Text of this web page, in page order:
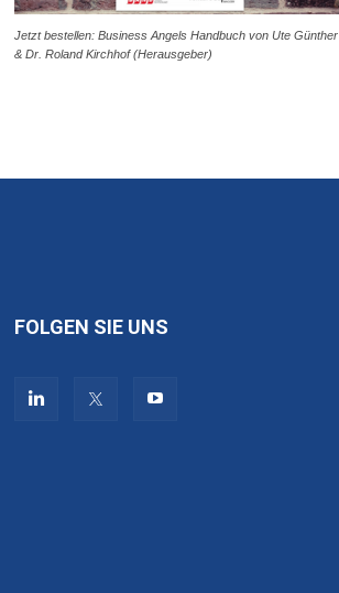
Jetzt bestellen: Business Angels Handbuch von Ute Günther
& Dr. Roland Kirchhof (Herausgeber)
FOLGEN SIE UNS